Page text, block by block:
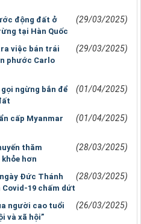
động đất ở
tại Hàn Quốc
(29/03/2025)
việc bán trái
phước Carlo
(29/03/2025)
ngừng bắn để
(01/04/2025)
cấp Myanmar
(01/04/2025)
thăm
hơn
(28/03/2025)
Đức Thánh
19 chấm dứt
(28/03/2025)
người cao tuổi
và xã hội”
(26/03/2025)